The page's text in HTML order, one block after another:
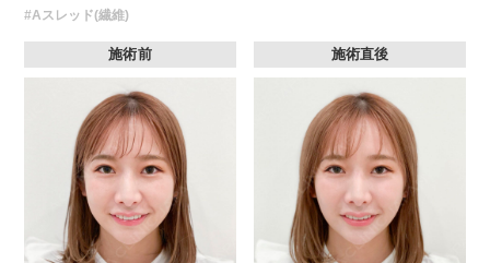
#Aスレッド(繊維)
施術前 施術直後